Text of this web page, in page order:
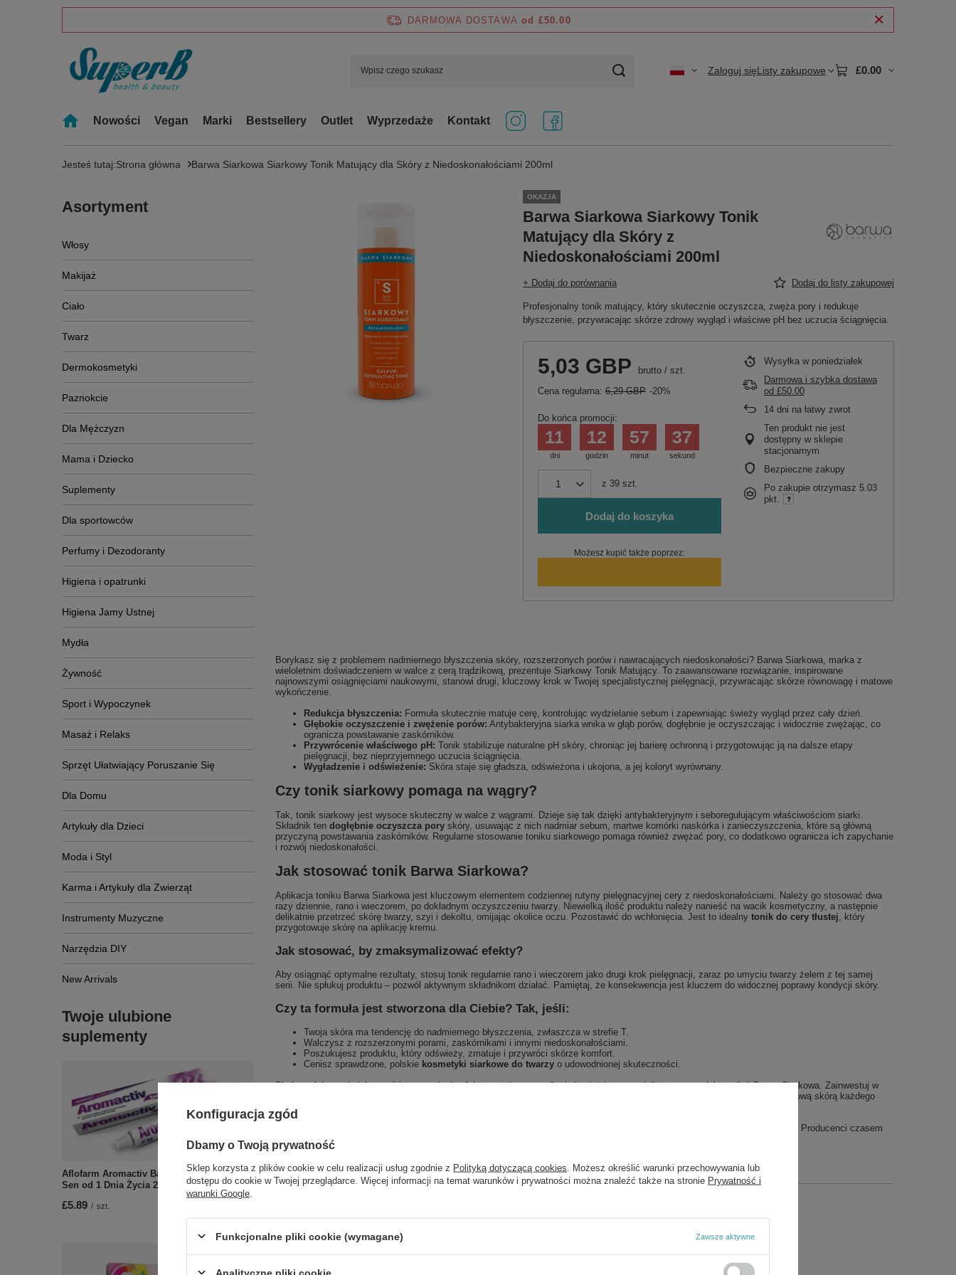
DARMOWA DOSTAWA od £50.00
Zaloguj sięListy zakupowe £0.00
Nowości Vegan Marki Bestsellery Outlet Wyprzedaże Kontakt
Jesteś tutaj:Strona główna Barwa Siarkowa Siarkowy Tonik Matujący dla Skóry z Niedoskonałościami 200ml
Asortyment
Włosy
Makijaż
Ciało
Twarz
Dermokosmetyki
Paznokcie
Dla Mężczyzn
Mama i Dziecko
Suplementy
Dla sportowców
Perfumy i Dezodoranty
Higiena i opatrunki
Higiena Jamy Ustnej
Mydła
Żywność
Sport i Wypoczynek
Masaż i Relaks
Sprzęt Ułatwiający Poruszanie Się
Dla Domu
Artykuły dla Dzieci
Moda i Styl
Karma i Artykuły dla Zwierząt
Instrumenty Muzyczne
Narzędzia DIY
New Arrivals
Twoje ulubione
suplementy
Aflofarm Aromactiv Baby Żel na Spokojny
Sen od 1 Dnia Życia 20g
£5.89 / szt.
OKAZJA
Barwa Siarkowa Siarkowy Tonik
Matujący dla Skóry z
Niedoskonałościami 200ml
+ Dodaj do porównania Dodaj do listy zakupowej
Profesjonalny tonik matujący, który skutecznie oczyszcza, zwęża pory i redukuje
błyszczenie, przywracając skórze zdrowy wygląd i właściwe pH bez uczucia ściągnięcia.
5,03 GBP brutto / szt.
Cena regularna: 6,29 GBP -20%
Do końca promocji:
dni
11
godzin
12
minut
57
sekund
36
z 39 szt.
Dodaj do koszyka
Możesz kupić także poprzez:
Wysyłka w poniedziałek
Darmowa i szybka dostawa
od £50.00
14 dni na łatwy zwrot
Ten produkt nie jest
dostępny w sklepie
stacjonarnym
Bezpieczne zakupy
Po zakupie otrzymasz 5.03
pkt.
Borykasz się z problemem nadmiernego błyszczenia skóry, rozszerzonych porów i nawracających niedoskonałości? Barwa Siarkowa, marka z
wieloletnim doświadczeniem w walce z cerą trądzikową, prezentuje Siarkowy Tonik Matujący. To zaawansowane rozwiązanie, inspirowane
najnowszymi osiągnięciami naukowymi, stanowi drugi, kluczowy krok w Twojej specjalistycznej pielęgnacji, przywracając skórze równowagę i matowe
wykończenie.
Redukcja błyszczenia: Formuła skutecznie matuje cerę, kontrolując wydzielanie sebum i zapewniając świeży wygląd przez cały dzień.
Głębokie oczyszczenie i zwężenie porów: Antybakteryjna siarka wnika w głąb porów, dogłębnie je oczyszczając i widocznie zwężając, co
ogranicza powstawanie zaskórników.
Przywrócenie właściwego pH: Tonik stabilizuje naturalne pH skóry, chroniąc jej barierę ochronną i przygotowując ją na dalsze etapy
pielęgnacji, bez nieprzyjemnego uczucia ściągnięcia.
Wygładzenie i odświeżenie: Skóra staje się gładsza, odświeżona i ukojona, a jej koloryt wyrównany.
Czy tonik siarkowy pomaga na wągry?
Tak, tonik siarkowy jest wysoce skuteczny w walce z wągrami. Dzieje się tak dzięki antybakteryjnym i seboregulującym właściwościom siarki.
Składnik ten dogłębnie oczyszcza pory skóry, usuwając z nich nadmiar sebum, martwe komórki naskórka i zanieczyszczenia, które są główną
przyczyną powstawania zaskórników. Regularne stosowanie toniku siarkowego pomaga również zwężać pory, co dodatkowo ogranicza ich zapychanie
i rozwój niedoskonałości.
Jak stosować tonik Barwa Siarkowa?
Aplikacja toniku Barwa Siarkowa jest kluczowym elementem codziennej rutyny pielęgnacyjnej cery z niedoskonałościami. Należy go stosować dwa
razy dziennie, rano i wieczorem, po dokładnym oczyszczeniu twarzy. Niewielką ilość produktu należy nanieść na wacik kosmetyczny, a następnie
delikatnie przetrzeć skórę twarzy, szyi i dekoltu, omijając okolice oczu. Pozostawić do wchłonięcia. Jest to idealny tonik do cery tłustej, który
przygotowuje skórę na aplikację kremu.
Jak stosować, by zmaksymalizować efekty?
Aby osiągnąć optymalne rezultaty, stosuj tonik regularnie rano i wieczorem jako drugi krok pielęgnacji, zaraz po umyciu twarzy żelem z tej samej
serii. Nie spłukuj produktu – pozwól aktywnym składnikom działać. Pamiętaj, że konsekwencja jest kluczem do widocznej poprawy kondycji skóry.
Czy ta formuła jest stworzona dla Ciebie? Tak, jeśli:
Twoja skóra ma tendencję do nadmiernego błyszczenia, zwłaszcza w strefie T.
Walczysz z rozszerzonymi porami, zaskórnikami i innymi niedoskonałościami.
Poszukujesz produktu, który odświeży, zmatuje i przywróci skórze komfort.
Cenisz sprawdzone, polskie kosmetyki siarkowe do twarzy o udowodnionej skuteczności.
Dla kompleksowej pielęgnacji i wzmocnienia efektu matującego, odkryj również inne specjalistyczne produkty z linii Barwa Siarkowa. Zainwestuj w
profesjonalne rozwiązanie problemów Twojej cery. Dodaj Siarkowy Tonik Matujący do koszyka i ciesz się czystą, świeżą i matową skórą każdego
dnia.
Jeśli chcesz poznać pełny skład produktu, napisz do nas, chętnie prześlemy aktualne zdjęcie etykiety ze składem. Producenci czasem
aktualizują receptury, dlatego zapewniamy dostęp do najbardziej aktualnych danych.
Konfiguracja zgód
Dbamy o Twoją prywatność
Sklep korzysta z plików cookie w celu realizacji usług zgodnie z Polityką dotyczącą cookies . Możesz określić warunki przechowywania lub
dostępu do cookie w Twojej przeglądarce. Więcej informacji na temat warunków i prywatności można znaleźć także na stronie Prywatność i
warunki Google
Funkcjonalne pliki cookie (wymagane) Zawsze aktywne
Analityczne pliki cookie